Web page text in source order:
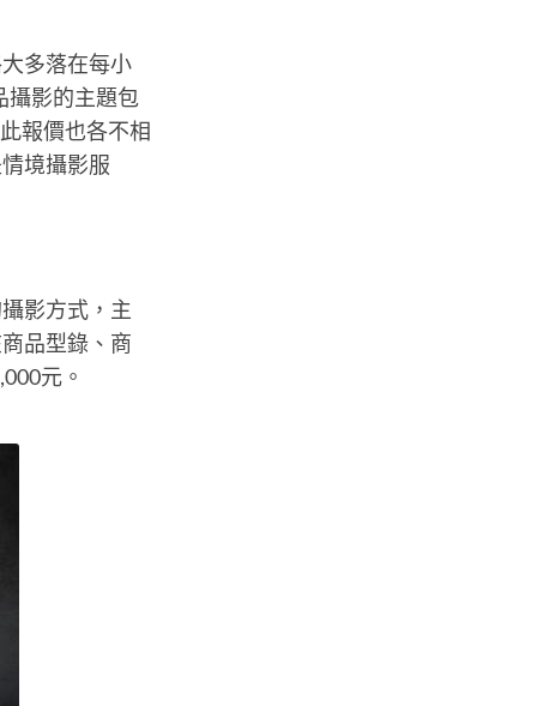
多落在每小
攝影的主題包
報價也各不相
境攝影服
影方式，主
品型錄、商
元。